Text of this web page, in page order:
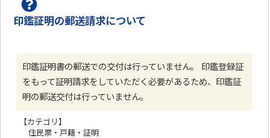
印鑑証明の郵送請求について
印鑑証明書の郵送での交付は行っていません。 印鑑登録証
をもって証明請求をしていただく必要があるため、印鑑証
明の郵送交付は行っていません。
【カテゴリ】
住民票・戸籍・証明